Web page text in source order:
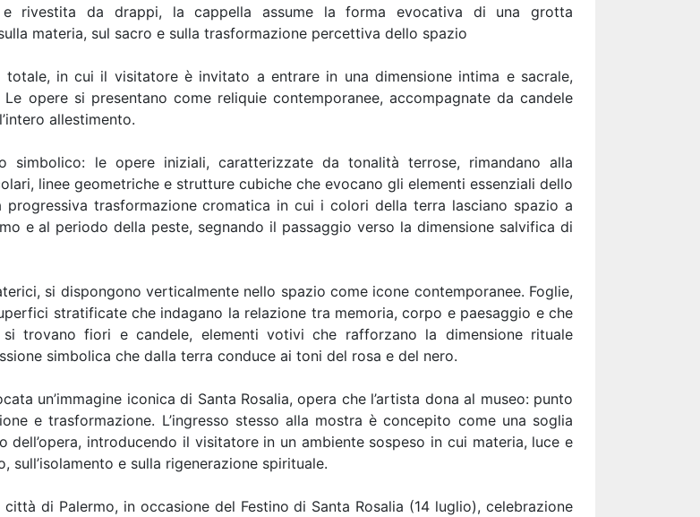
e rivestita da drappi, la cappella assume la forma evocativa di una grotta
materia, sul sacro e sulla trasformazione percettiva dello spazio
totale, in cui il visitatore è invitato a entrare in una dimensione intima e sacrale,
opere si presentano come reliquie contemporanee, accompagnate da candele
allestimento.
simbolico: le opere iniziali, caratterizzate da tonalità terrose, rimandano alla
linee geometriche e strutture cubiche che evocano gli elementi essenziali dello
trasformazione cromatica in cui i colori della terra lasciano spazio a
e al periodo della peste, segnando il passaggio verso la dimensione salvifica di
si dispongono verticalmente nello spazio come icone contemporanee. Foglie,
stratificate che indagano la relazione tra memoria, corpo e paesaggio e che
trovano fiori e candele, elementi votivi che rafforzano la dimensione rituale
simbolica che dalla terra conduce ai toni del rosa e del nero.
un’immagine iconica di Santa Rosalia, opera che l’artista dona al museo: punto
e trasformazione. L’ingresso stesso alla mostra è concepito come una soglia
introducendo il visitatore in un ambiente sospeso in cui materia, luce e
sull’isolamento e sulla rigenerazione spirituale.
di Palermo, in occasione del Festino di Santa Rosalia (14 luglio), celebrazione